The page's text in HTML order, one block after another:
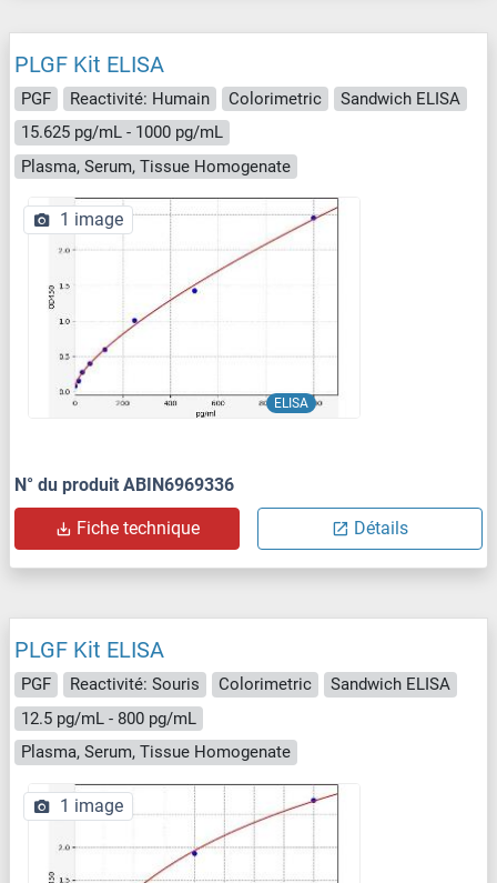
PLGF Kit ELISA
PGF Reactivité: Humain Colorimetric
Sandwich ELISA
15.625 pg/mL - 1000 pg/mL
Plasma, Serum, Tissue Homogenate
ELISA
1 image
N° du produit ABIN6969336
Fiche technique Détails
PLGF Kit ELISA
PGF Reactivité: Souris Colorimetric
Sandwich ELISA
12.5 pg/mL - 800 pg/mL
Plasma, Serum, Tissue Homogenate
1 image